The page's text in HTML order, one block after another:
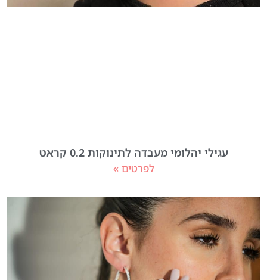
עגילי יהלומי מעבדה לתינוקות 0.2 קראט
לפרטים »